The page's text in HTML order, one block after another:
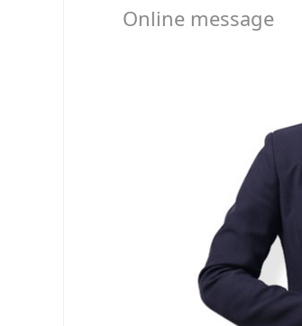
Online message